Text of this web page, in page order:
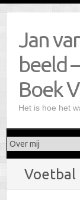
Jan
beeld
Boek
Het is hoe het
Voetbal